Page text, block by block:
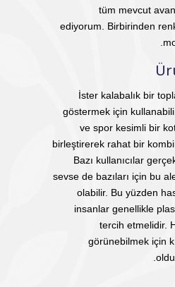
tüm mevcut
ediyorum. Birbirinden
İster kalabalık bir
göstermek için
ve spor kesimli bir
birleştirerek rahat bir
Bazı kullanıcılar
sevse de bazıları için bu
olabilir. Bu yüzden
insanlar genellikle
tercih etmelidir.
görünebilmek için